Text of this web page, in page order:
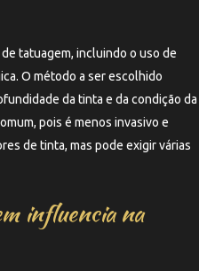
tatuagem, incluindo o uso de
O método a ser escolhido
da tinta e da condição da
pois é menos invasivo e
de tinta, mas pode exigir várias
influencia na